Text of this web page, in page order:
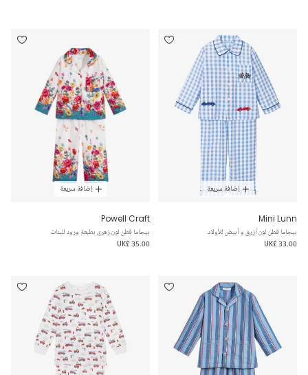
إضافة سريعة
Mini Lunn
بيجاما قطن لون أزرق و أبيض للأولاد
UK£ 33.00
إضافة سريعة
Powell Craft
بيجاما قطن لون زهري بطبعة ورود للبنات
UK£ 35.00